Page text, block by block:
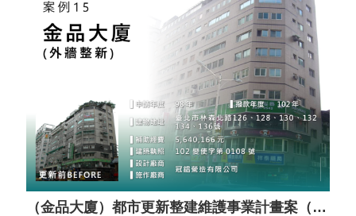
（金品大廈）都市更新整建維護事業計畫案（套餐A）